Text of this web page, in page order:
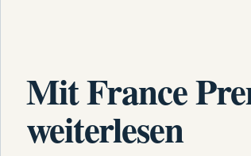
Mit France
weiterlesen